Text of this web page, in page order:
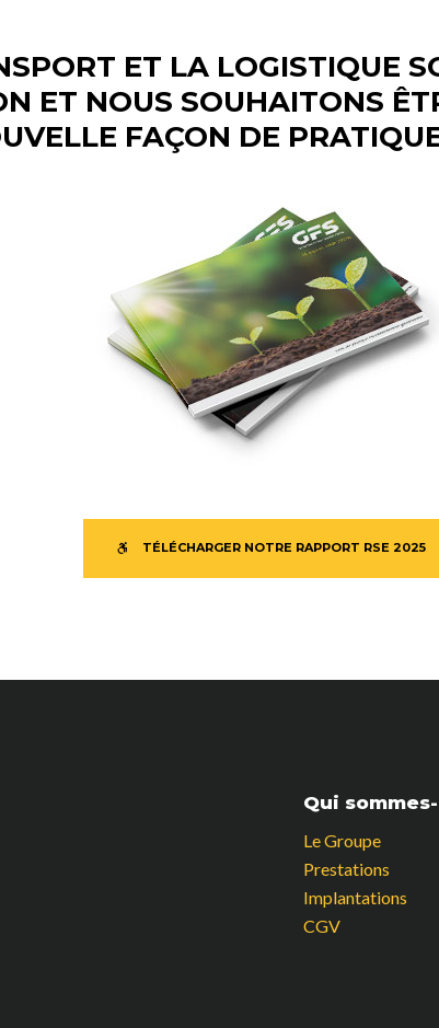
ET LA LOGISTIQUE
ET NOUS SOUHAITONS
FAÇON DE
TÉLÉCHARGER NOTRE RAPPORT RSE 2025
Qui
Le Groupe
Prestations
Implantations
CGV